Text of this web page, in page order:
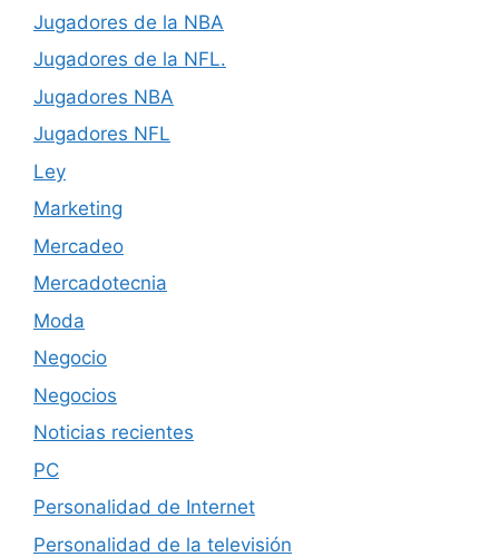
Jugadores de la NBA
Jugadores de la NFL.
Jugadores NBA
Jugadores NFL
Ley
Marketing
Mercadeo
Mercadotecnia
Moda
Negocio
Negocios
Noticias recientes
PC
Personalidad de Internet
Personalidad de la televisión